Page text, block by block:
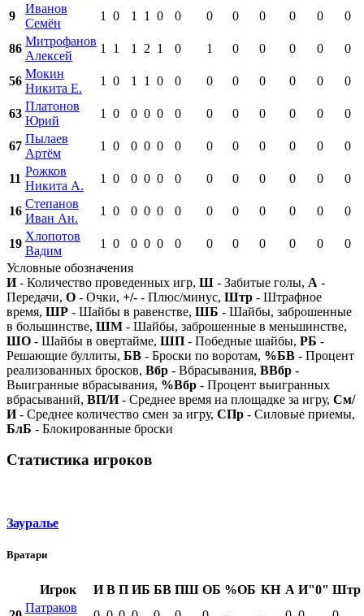
9
Иванов
Семён
1 0 1 1 0 0 0 0 0 0 0 0
86
Митрофанов
Алексей
1 1 1 2 1 0 1 0 0 0 0 0
56
Мокин
Никита Е.
1 0 1 1 0 0 0 0 0 0 0 0
63
Платонов
Юрий
1 0 0 0 0 0 0 0 0 0 0 0
67
Пылаев
Артём
1 0 0 0 0 0 0 0 0 0 0 0
11
Рожков
Никита А.
1 0 0 0 0 0 0 0 0 0 0 0
16
Степанов
Иван Ан.
1 0 0 0 0 0 0 0 0 0 0 0
19
Хлопотов
Вадим
1 0 0 0 0 0 0 0 0 0 0
0
Условные обозначения
И- Количество проведенных игр, Ш - Забитые голы, А -
Передачи, О - Очки, +/- - Плюс/минус, Штр - Штрафное
время, ШР - Шайбы в равенстве, ШБ - Шайбы, заброшенные
в большинстве, ШМ - Шайбы, заброшенные в меньшинстве,
ШО - Шайбы в овертайме, ШП - Победные шайбы, РБ -
Решающие буллиты, БВ - Броски по воротам, %БВ - Процент
реализованных бросков, Вбр - Вбрасывания, ВВбр -
Выигранные вбрасывания, %Вбр - Процент выигранных
вбрасываний, ВП/И- Среднее время на площадке за игру, См/
И- Среднее количество смен за игру, СПр - Силовые приемы,
БлБ - Блокированные броски
Статистика игроков
Зауралье
Вратари
Игрок И В П ИБ БВ ПШ ОБ %ОБ КН А И"0" Штр
Патраков